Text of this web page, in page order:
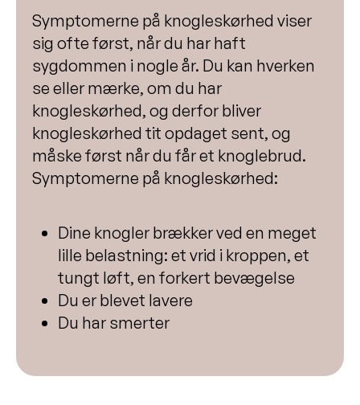
Symptomerne på knogleskørhed viser
sig ofte først, når du har haft
sygdommen i nogle år. Du kan hverken
se eller mærke, om du har
knogleskørhed, og derfor bliver
knogleskørhed tit opdaget sent, og
måske først når du får et knoglebrud.
Symptomerne på knogleskørhed:
Dine knogler brækker ved en meget
lille belastning: et vrid i kroppen, et
tungt løft, en forkert bevægelse
Du er blevet lavere
Du har smerter